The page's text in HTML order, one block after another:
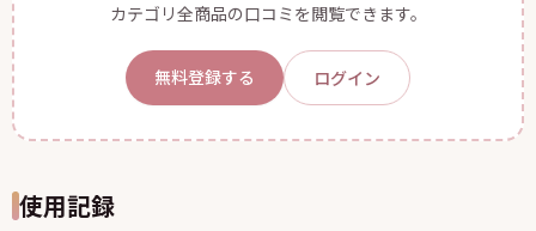
カテゴリ全商品の口コミを閲覧できます。
無料登録する ログイン
使用記録